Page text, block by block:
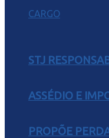
STJ
ASSÉDIO E
PROPÕE